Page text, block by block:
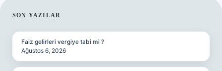
SIDEBAR
SON YAZILAR
Faiz gelirleri vergiye tabi mi ?
Ağustos 6, 2026